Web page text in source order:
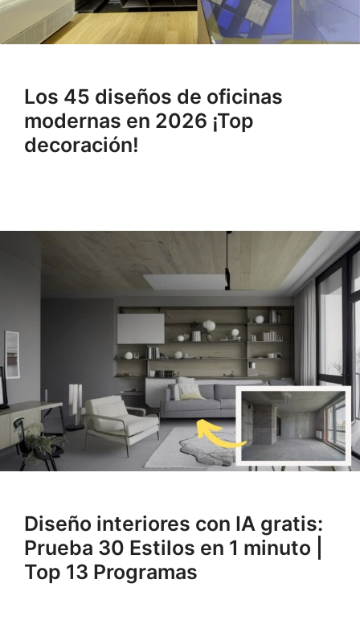
Los 45 diseños de oficinas
modernas en 2026 ¡Top
decoración!
Diseño interiores con IA gratis:
Prueba 30 Estilos en 1 minuto |
Top 13 Programas